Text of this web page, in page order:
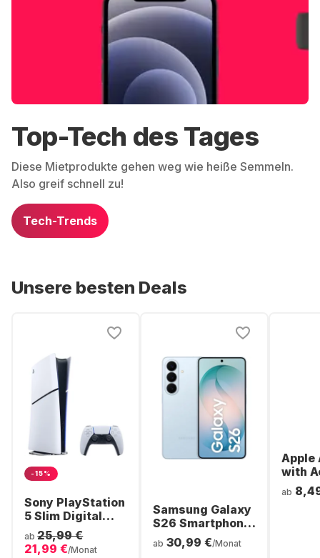
Top-Tech des Tages
Diese Mietprodukte gehen weg wie heiße Semmeln.
Also greif schnell zu!
Tech-Trends
Unsere besten Deals
-15%
Sony PlayStation
5 Slim Digital
Console
ab 25,99 €
21,99 €/Monat
Samsung Galaxy
S26 Smartphone
- 256GB - Dual
SIM
ab 30,99 €/Monat
Apple
with
Noise
ab